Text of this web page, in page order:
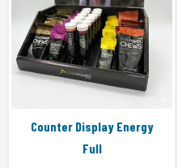
Counter Display Energy
Full